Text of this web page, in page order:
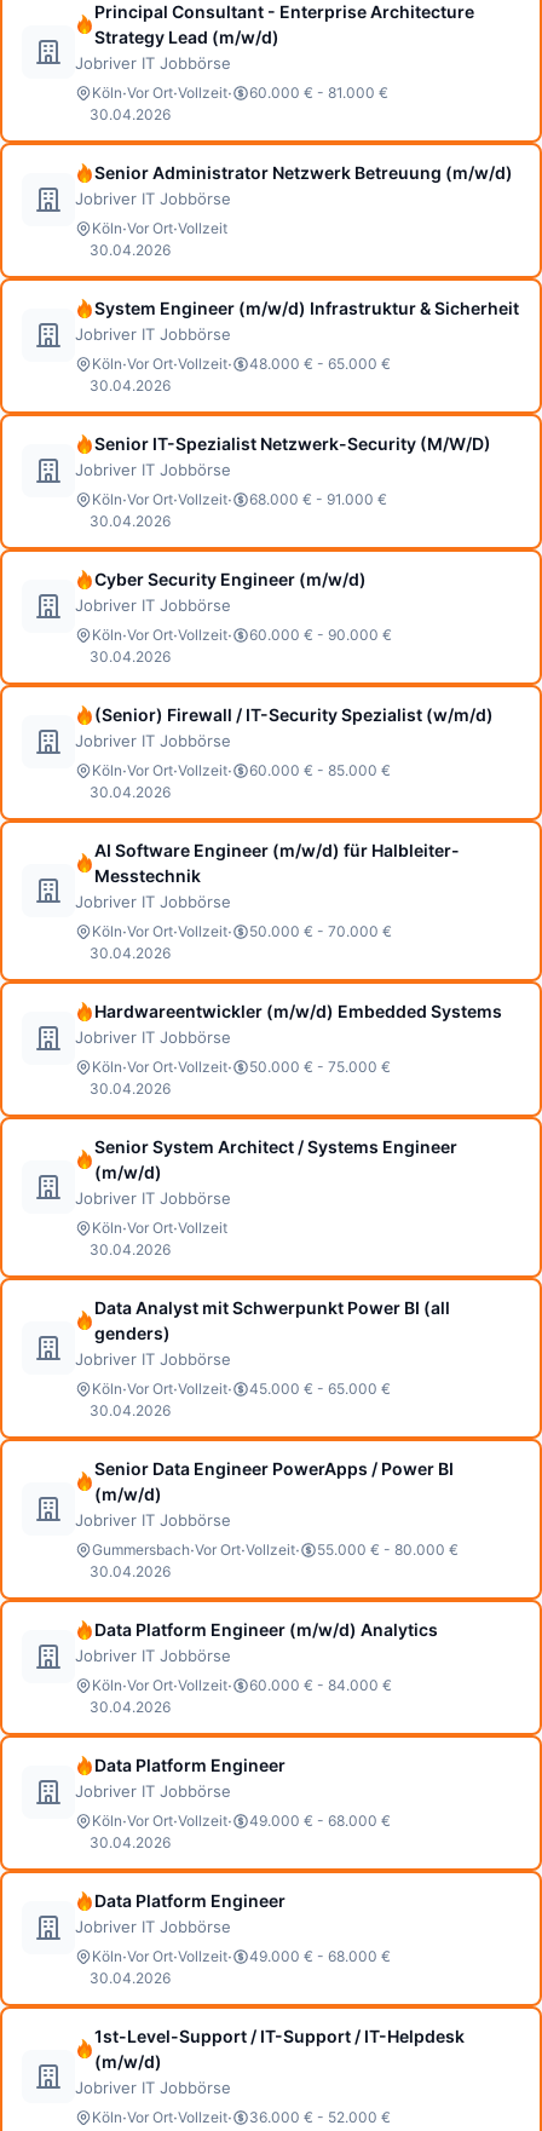
Principal Consultant - Enterprise Architecture
Strategy Lead (m/w/d)
Jobriver IT Jobbörse
Köln·Vor Ort·Vollzeit·
60.000 € - 81.000 €
30.04.2026
Senior Administrator Netzwerk Betreuung (m/w/d)
Jobriver IT Jobbörse
Köln·Vor Ort·Vollzeit
30.04.2026
System Engineer (m/w/d) Infrastruktur & Sicherheit
Jobriver IT Jobbörse
Köln·Vor Ort·Vollzeit·
48.000 € - 65.000 €
30.04.2026
Senior IT-Spezialist Netzwerk-Security (M/W/D)
Jobriver IT Jobbörse
Köln·Vor Ort·Vollzeit·
68.000 € - 91.000 €
30.04.2026
Cyber Security Engineer (m/w/d)
Jobriver IT Jobbörse
Köln·Vor Ort·Vollzeit·
60.000 € - 90.000 €
30.04.2026
(Senior) Firewall / IT-Security Spezialist (w/m/d)
Jobriver IT Jobbörse
Köln·Vor Ort·Vollzeit·
60.000 € - 85.000 €
30.04.2026
AI Software Engineer (m/w/d) für Halbleiter-
Messtechnik
Jobriver IT Jobbörse
Köln·Vor Ort·Vollzeit·
50.000 € - 70.000 €
30.04.2026
Hardwareentwickler (m/w/d) Embedded Systems
Jobriver IT Jobbörse
Köln·Vor Ort·Vollzeit·
50.000 € - 75.000 €
30.04.2026
Senior System Architect / Systems Engineer
(m/w/d)
Jobriver IT Jobbörse
Köln·Vor Ort·Vollzeit
30.04.2026
Data Analyst mit Schwerpunkt Power BI (all
genders)
Jobriver IT Jobbörse
Köln·Vor Ort·Vollzeit·
45.000 € - 65.000 €
30.04.2026
Senior Data Engineer PowerApps / Power BI
(m/w/d)
Jobriver IT Jobbörse
Gummersbach·Vor Ort·Vollzeit·
55.000 € - 80.000 €
30.04.2026
Data Platform Engineer (m/w/d) Analytics
Jobriver IT Jobbörse
Köln·Vor Ort·Vollzeit·
60.000 € - 84.000 €
30.04.2026
Data Platform Engineer
Jobriver IT Jobbörse
Köln·Vor Ort·Vollzeit·
49.000 € - 68.000 €
30.04.2026
Data Platform Engineer
Jobriver IT Jobbörse
Köln·Vor Ort·Vollzeit·
49.000 € - 68.000 €
30.04.2026
1st-Level-Support / IT-Support / IT-Helpdesk
(m/w/d)
Jobriver IT Jobbörse
Köln·Vor Ort·Vollzeit·
36.000 € - 52.000 €